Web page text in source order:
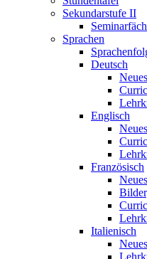
Sekundarstufe II
Sprachen
Deutsch
Englisch
Französisch
Italienisch